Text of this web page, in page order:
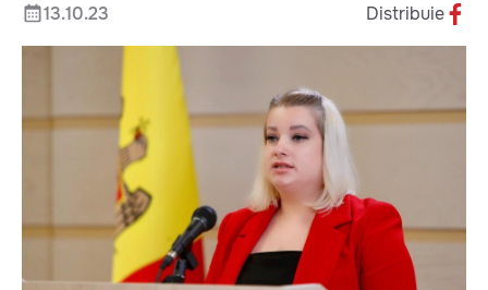
13.10.23 Distribuie